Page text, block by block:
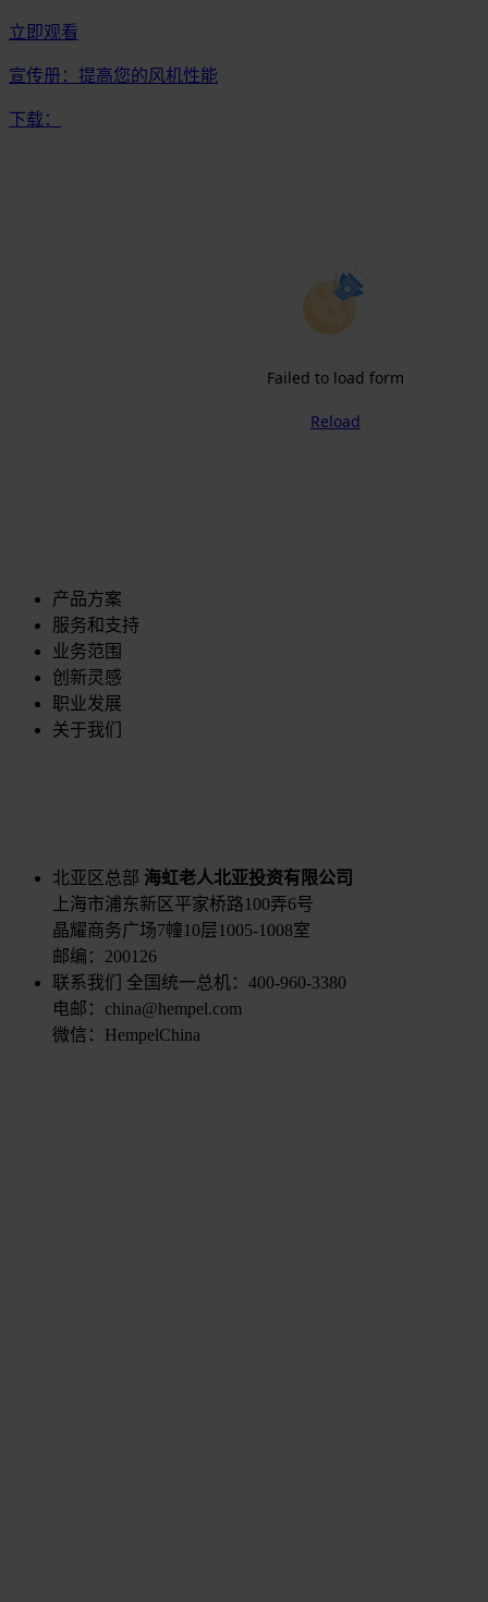
立即观看
宣传册：提高您的风机性能
下载：
Failed to load form
Reload
产品方案
服务和支持
业务范围
创新灵感
职业发展
关于我们
北亚区总部 海虹老人北亚投资有限公司
上海市浦东新区平家桥路100弄6号
晶耀商务广场7幢10层1005-1008室
邮编：200126
联系我们
全国统一总机：400-960-3380
电邮：china@hempel.com
微信：HempelChina